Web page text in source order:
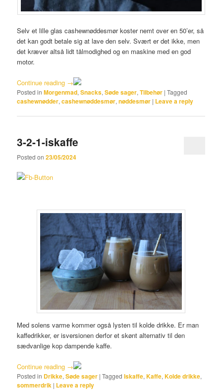
Selv et lille glas cashewnøddesmør koster nemt over en 50’er, så
det kan godt betale sig at lave den selv. Svært er det ikke, men
det kræver altså lidt tålmodighed og en maskine med en god
motor.
Continue reading →
Posted in Morgenmad,Snacks,Søde sager,Tilbehør |Tagged
cashewnødder,cashewnøddesmør,nøddesmør | Leave a reply
3-2-1-iskaffe
Posted on23/05/2024
Med solens varme kommer også lysten til kolde drikke. Er man
kaffedrikker, er isversionen derfor et skønt alternativ til den
sædvanlige kop dampende kaffe.
Continue reading →
Posted in Drikke,Søde sager |Tagged Iskaffe,Kaffe,Kolde drikke,
sommerdrik | Leave a reply